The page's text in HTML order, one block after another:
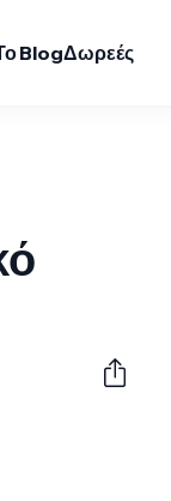
BlogΔωρεές